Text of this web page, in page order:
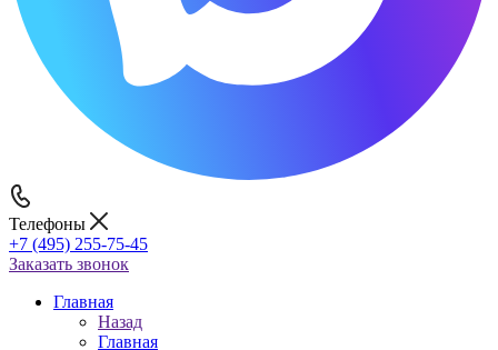
Телефоны
+7 (495) 255-75-45
Заказать звонок
Главная
Назад
Главная